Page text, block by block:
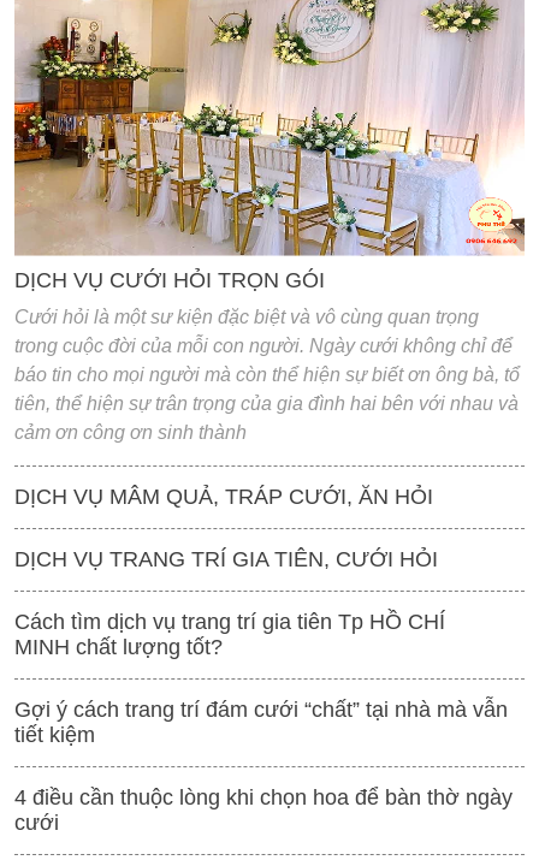
'
DỊCH VỤ CƯỚI HỎI TRỌN GÓI
Cưới hỏi là một sư kiện đặc biệt và vô cùng quan trọng
trong cuộc đời của mỗi con người. Ngày cưới không chỉ để
báo tin cho mọi người mà còn thể hiện sự biết ơn ông bà, tổ
tiên, thể hiện sự trân trọng của gia đình hai bên với nhau và
cảm ơn công ơn sinh thành
DỊCH VỤ MÂM QUẢ, TRÁP CƯỚI, ĂN HỎI
DỊCH VỤ TRANG TRÍ GIA TIÊN, CƯỚI HỎI
Cách tìm dịch vụ trang trí gia tiên Tp HỒ CHÍ
MINH chất lượng tốt?
Gợi ý cách trang trí đám cưới “chất” tại nhà mà vẫn
tiết kiệm
4 điều cần thuộc lòng khi chọn hoa để bàn thờ ngày
cưới